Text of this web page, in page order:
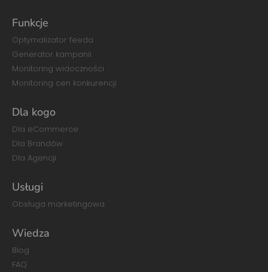
Funkcje
Optymalizator feeda
Generator kampanii
Monitoring widoczności
Monitoring cen konkurencji
Dla kogo
Dla eCommerce
Dla Brandów
Dla Agencji
Usługi
Obsługa marketingowa
Wiedza
Blog
FAQ